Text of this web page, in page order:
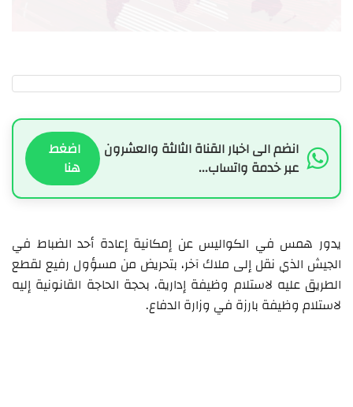
انضم الى اخبار القناة الثالثة والعشرون
عبر خدمة واتساب...
اضغط
هنا
يدور همس في الكواليس عن إمكانية إعادة أحد الضباط في
الجيش الذي نقل إلى ملاك آخر، بتحريض من مسؤول رفيع لقطع
الطريق عليه لاستلام وظيفة إدارية، بحجة الحاجة القانونية إليه
لاستلام وظيفة بارزة في وزارة الدفاع.